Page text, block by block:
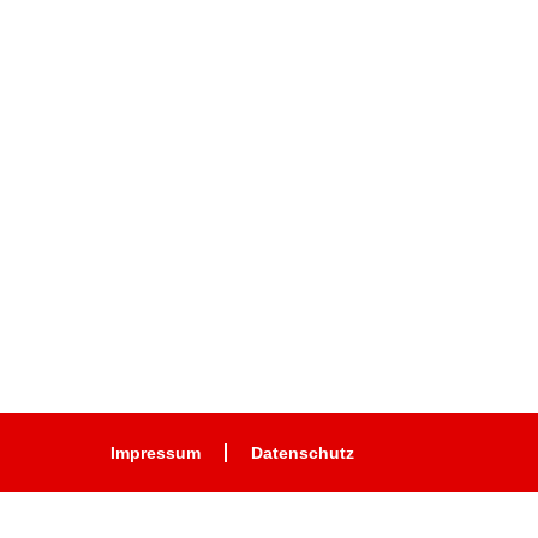
Impressum Datenschutz